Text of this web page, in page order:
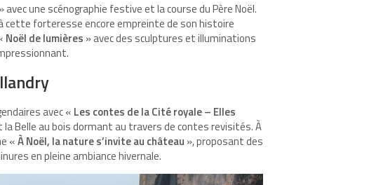
» avec une scénographie festive et lacourse du Père Noël.
forteresse encore empreinte de son histoire
Noël de lumières » avec des sculptures et illuminations
avec « Les contes de la Cité royale – Elles
la Belle au bois dormant au travers de contes revisités. À
«À Noël, la nature s’invite au château », proposant des
en pleine ambiance hivernale.